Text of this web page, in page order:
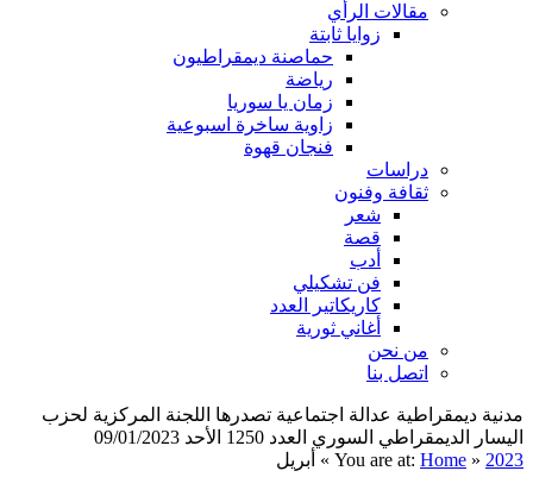
مقالات الرأي
زوايا ثابتة
حماصنة ديمقراطيون
رياضة
زمان يا سوريا
زاوية ساخرة اسبوعية
فنجان قهوة
دراسات
ثقافة وفنون
شعر
قصة
أدب
فن تشكيلي
كاريكاتير العدد
أغاني ثورية
من نحن
اتصل بنا
مدنية ديمقراطية عدالة اجتماعية تصدرها اللجنة المركزية لحزب
اليسار الديمقراطي السوري العدد 1250 الأحد 09/01/2023
You are at: Home » 2023
» أبريل